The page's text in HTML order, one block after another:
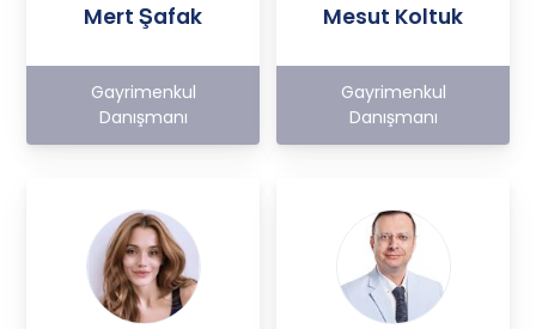
Mert Şafak
Gayrimenkul
Danışmanı
Mesut Koltuk
Gayrimenkul
Danışmanı